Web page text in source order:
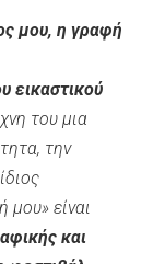
μου, η γραφή
εικαστικού
του μια
την
είναι
και